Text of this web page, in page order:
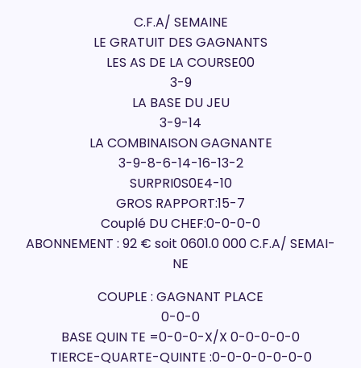
C.F.A/ SEMAINE
LE GRATUIT DES GAGNANTS
LES AS DE LA COURSE00
3-9
LA BASE DU JEU
3-9-14
LA COMBINAISON GAGNANTE
3-9-8-6-14-16-13-2
SURPRI0S0E4-10
GROS RAPPORT:15-7
Couplé DU CHEF:0-0-0-0
ABONNEMENT : 92 € soit 0601.0 000 C.F.A/ SEMAI-
NE
COUPLE : GAGNANT PLACE
0-0-0
BASE QUIN TE =0-0-0-X/X 0-0-0-0-0
TIERCE-QUARTE-QUINTE :0-0-0-0-0-0-0